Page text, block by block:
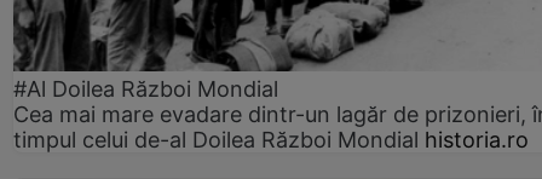
#Al Doilea Război Mondial
Cea mai mare evadare dintr-un lagăr de prizonieri,
timpul celui de-al Doilea Război Mondial historia.ro